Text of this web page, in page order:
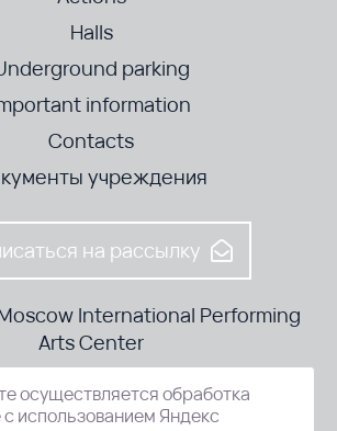
Halls
parking
information
Contacts
учреждения
на рассылку
International Performing
Arts Center
nab., Moscow, 115054, Russia
осуществляется обработка
использованием Яндекс